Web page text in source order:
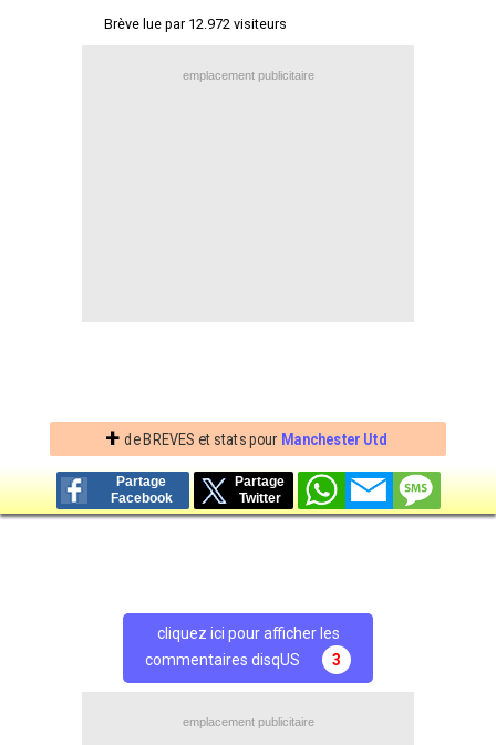
Brève lue par 12.972 visiteurs
emplacement publicitaire
+ de BREVES et stats pour Manchester Utd
Partage
Facebook
Partage
Twitter
cliquez ici pour afficher les
commentaires disqUS
3
emplacement publicitaire